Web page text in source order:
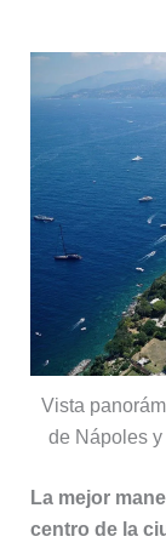
Vista
de Nápoles
La mejor
centro de la